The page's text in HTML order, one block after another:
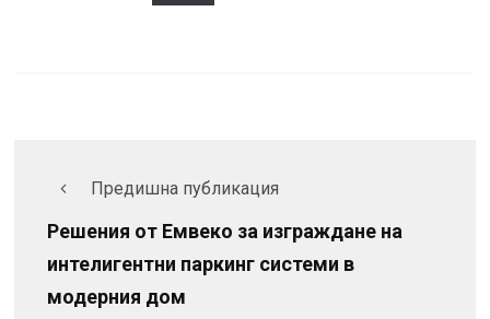
Предишна публикация
Решения от Емвеко за изграждане на
интелигентни паркинг системи в
модерния дом